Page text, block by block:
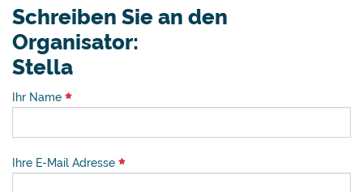
Schreiben Sie an den
Organisator:
Stella
Ihr Name
Ihre E-Mail Adresse